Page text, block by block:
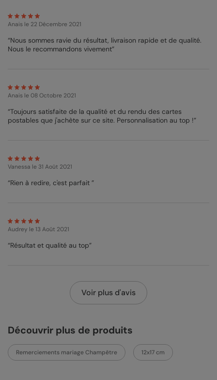
Anais le 22 Décembre 2021
“Nous sommes ravie du résultat, livraison rapide et de qualité.
Nous le recommandons vivement”
Anais le 08 Octobre 2021
“Toujours satisfaite de la qualité et du rendu des cartes
postables que j'achète sur ce site. Personnalisation au top !”
Vanessa le 31 Août 2021
“Rien à redire, c'est parfait ”
Audrey le 13 Août 2021
“Résultat et qualité au top”
Voir plus d'avis
Découvrir plus de produits
Remerciements mariage Champêtre 12x17 cm